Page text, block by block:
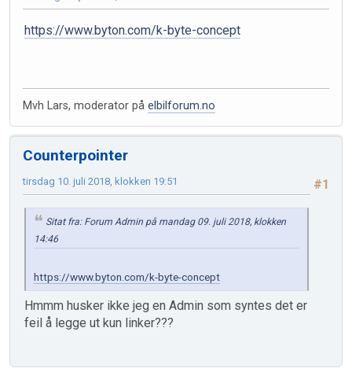
https://www.byton.com/k-byte-concept
Mvh Lars, moderator på elbilforum.no
Counterpointer
#1
tirsdag 10. juli 2018, klokken 19:51
Sitat fra: Forum Admin på mandag 09. juli 2018, klokken
14:46
https://www.byton.com/k-byte-concept
Hmmm husker ikke jeg en Admin som syntes det er
feil å legge ut kun linker???